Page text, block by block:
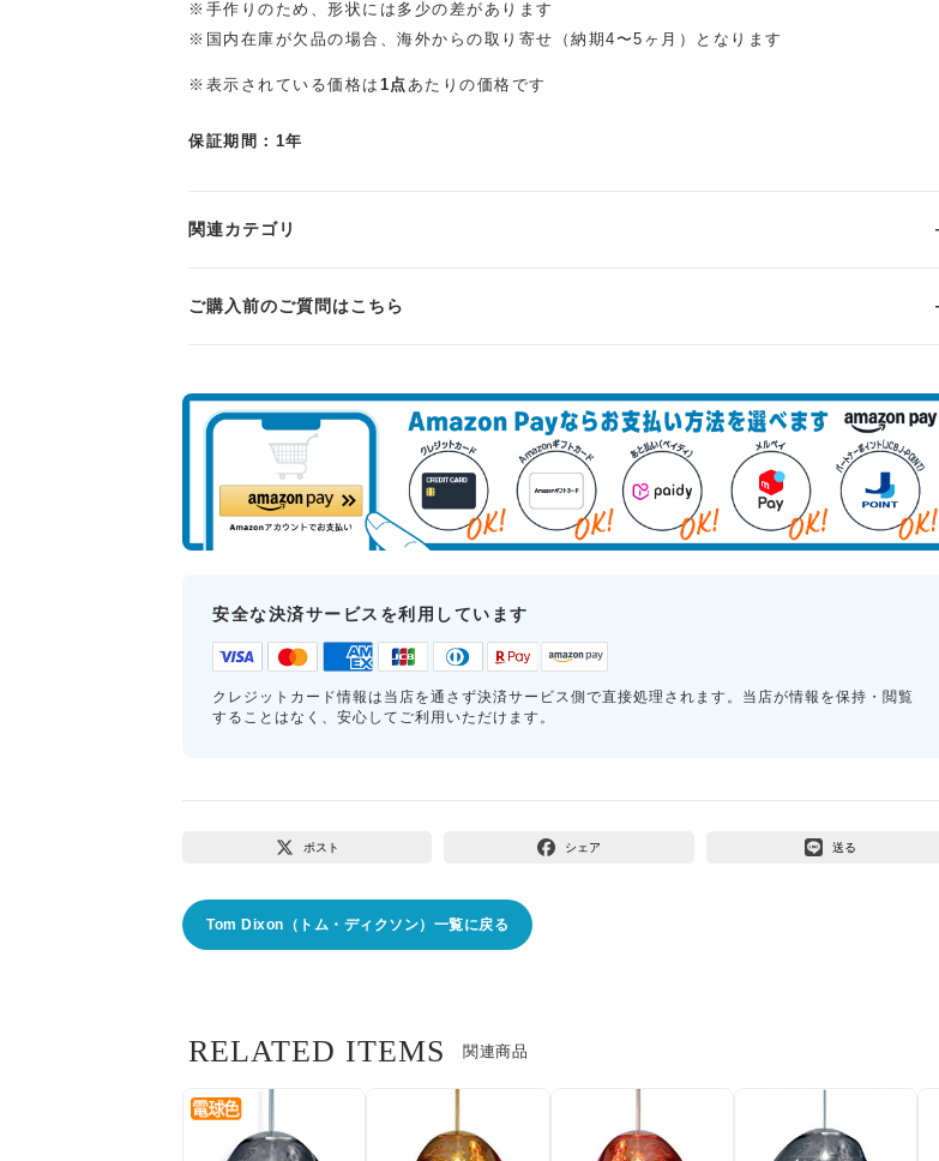
※手作りのため、形状には多少の差があります
※国内在庫が欠品の場合、海外からの取り寄せ（納期4〜5ヶ月）となります
※表示されている価格は 1点あたりの価格です
保証期間：1年
関連カテゴリ
ご購入前のご質問はこちら
安全な決済サービスを利用しています
クレジットカード情報は当店を通さず決済サービス側で直接処理されます。当店が情報を保持・閲覧
することはなく、安心してご利用いただけます。
ポスト シェア 送る
Tom Dixon（トム・ディクソン）一覧に戻る
関連商品
RELATED ITEMS